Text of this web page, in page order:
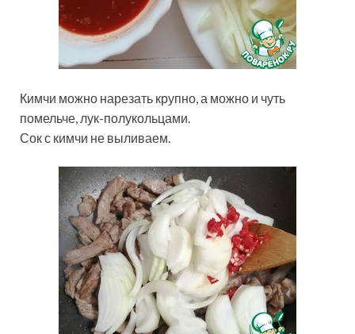
Кимчи можно нарезать крупно, а можно и чуть
помельче, лук-полукольцами.
Сок с кимчи не выливаем.